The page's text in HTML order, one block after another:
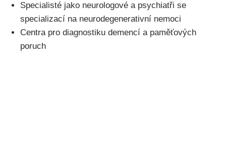
Specialisté jako neurologové a psychiatři se
specializací na neurodegenerativní nemoci
Centra pro diagnostiku demencí a paměťových
poruch